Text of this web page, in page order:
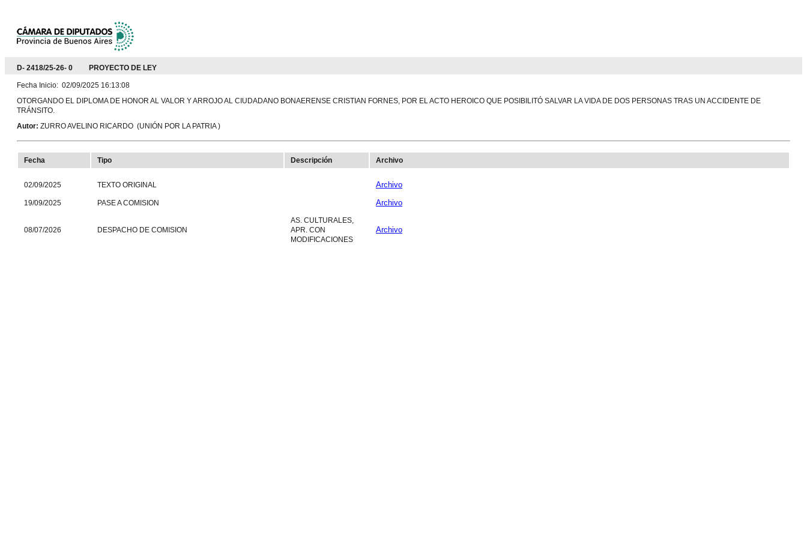
D- 2418/25-26- 0 PROYECTO DE LEY
Fecha Inicio: 02/09/2025 16:13:08
OTORGANDO EL DIPLOMA DE HONOR AL VALOR Y ARROJO AL CIUDADANO BONAERENSE CRISTIAN FORNES, POR EL ACTO HEROICO QUE POSIBILITÓ SALVAR LA VIDA DE DOS PERSONAS TRAS UN ACCIDENTE DE
TRÁNSITO.
Autor: ZURRO AVELINO RICARDO (UNIÓN POR LA PATRIA )
Fecha Tipo Descripción Archivo
02/09/2025 TEXTO ORIGINAL Archivo
19/09/2025 PASE A COMISION Archivo
08/07/2026 DESPACHO DE COMISION
AS. CULTURALES,
APR. CON
MODIFICACIONES
Archivo